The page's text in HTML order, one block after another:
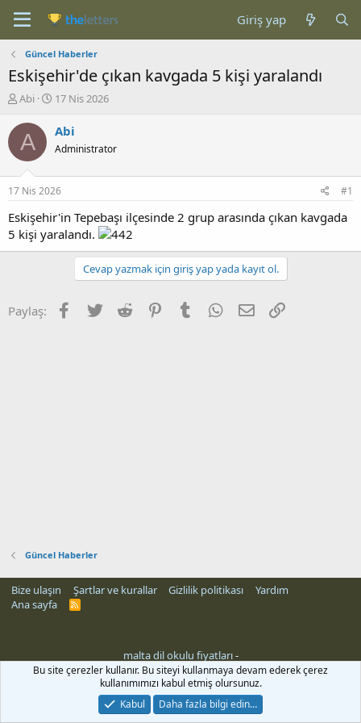
Giriş yap
Güncel Haberler
Eskişehir'de çıkan kavgada 5 kişi yaralandı
K
n
b
u
u
b
a
ş
l
Abi
B
ş
a
g
ı
ç
a
17 Nis 2026
A Abi
Administrator
17 Nis 2026 #1
Eskişehir'in Tepebaşı ilçesinde 2 grup arasında çıkan kavgada
5 kişi yaralandı.
Cevap yazmak için giriş yap yada kayıt ol.
Paylaş: Facebook
Twitter Reddit PinterestTumblr WhatsApp
E-posta
Güncel Haberler
Bize ulaşın Şartlar ve kurallar Gizlilik politikası
Yardım
Ana sayfa
R
malta dil okulu fiyatları-
Bu site çerezler kullanır. Bu siteyi kullanmaya devam ederek çerez
kullanımımızı kabul etmiş olursunuz.
Kabul
Daha fazla bilgi edin…